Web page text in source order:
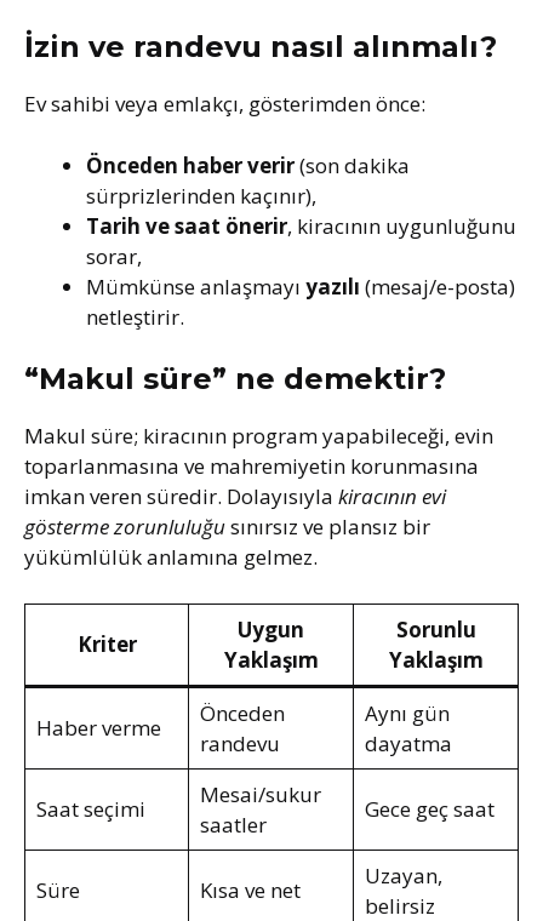
İzin ve randevu nasıl alınmalı?
Ev sahibi veya emlakçı, gösterimden önce:
Önceden haber verir(son dakika
sürprizlerinden kaçınır),
Tarih ve saat önerir, kiracının uygunluğunu
sorar,
Mümkünse anlaşmayı yazılı (mesaj/e-posta)
netleştirir.
“Makul süre” ne demektir?
Makul süre; kiracının program yapabileceği, evin
toparlanmasına ve mahremiyetin korunmasına
imkan veren süredir. Dolayısıyla kiracının evi
gösterme zorunluluğusınırsız ve plansız bir
yükümlülük anlamına gelmez.
Kriter
Uygun
Yaklaşım
Sorunlu
Yaklaşım
Haber verme
Önceden
randevu
Aynı gün
dayatma
Saat seçimi
Mesai/sukur
saatler
Gece geç saat
Süre Kısa ve net
Uzayan,
belirsiz